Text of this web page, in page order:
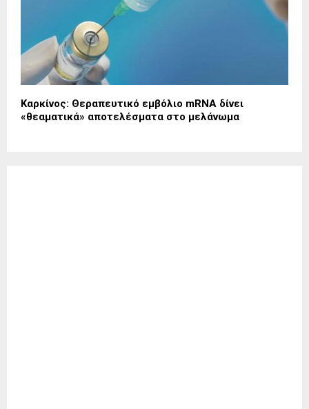
Καρκίνος: Θεραπευτικό εμβόλιο mRNA δίνει
«θεαματικά» αποτελέσματα στο μελάνωμα